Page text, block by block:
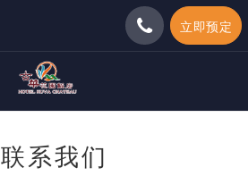
立即预定
联系我们